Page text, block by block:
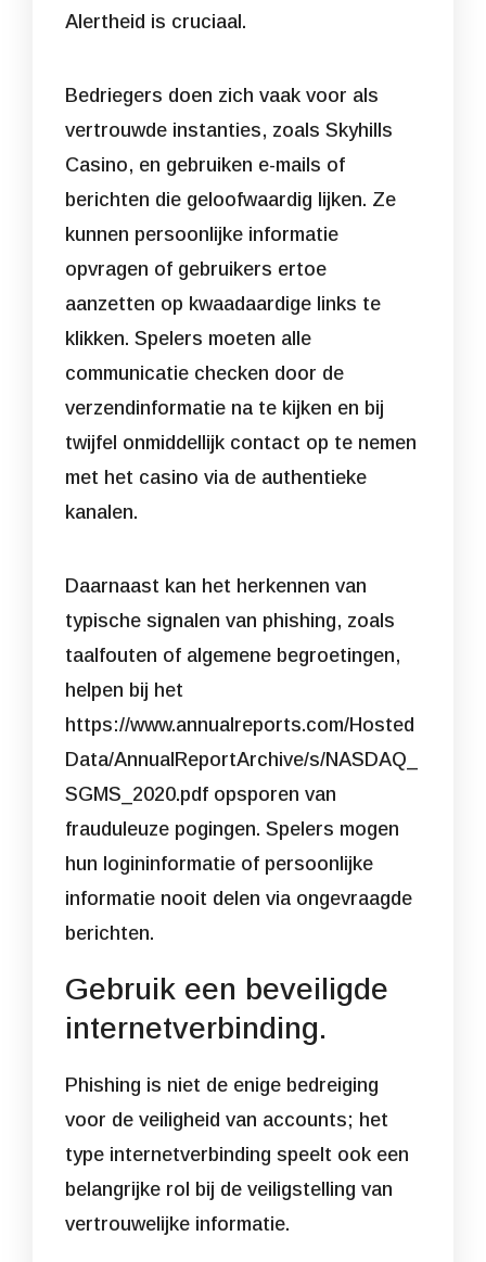
Alertheid is cruciaal.
Bedriegers doen zich vaak voor als
vertrouwde instanties, zoals Skyhills
Casino, en gebruiken e-mails of
berichten die geloofwaardig lijken. Ze
kunnen persoonlijke informatie
opvragen of gebruikers ertoe
aanzetten op kwaadaardige links te
klikken. Spelers moeten alle
communicatie checken door de
verzendinformatie na te kijken en bij
twijfel onmiddellijk contact op te nemen
met het casino via de authentieke
kanalen.
Daarnaast kan het herkennen van
typische signalen van phishing, zoals
taalfouten of algemene begroetingen,
helpen bij het
https://www.annualreports.com/Hosted
Data/AnnualReportArchive/s/NASDAQ_
SGMS_2020.pdf opsporen van
frauduleuze pogingen. Spelers mogen
hun logininformatie of persoonlijke
informatie nooit delen via ongevraagde
berichten.
Gebruik een beveiligde
internetverbinding.
Phishing is niet de enige bedreiging
voor de veiligheid van accounts; het
type internetverbinding speelt ook een
belangrijke rol bij de veiligstelling van
vertrouwelijke informatie.